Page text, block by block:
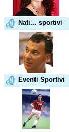
Nati... sportivi
Eventi Sportivi